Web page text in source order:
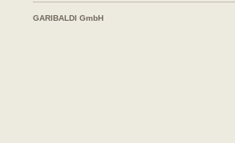
GARIBALDI GmbH